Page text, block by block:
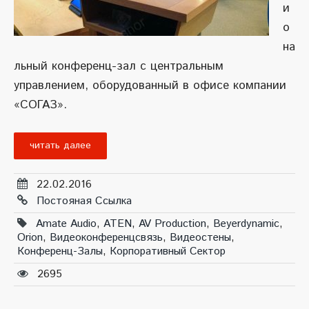
и
о
на
льный конференц-зал с центральным
управлением, оборудованный в офисе компании
«СОГАЗ».
читать далее
22.02.2016
Постояная Ссылка
Amate Audio, ATEN, AV Production, Beyerdynamic,
Orion, Видеоконференцсвязь, Видеостены,
Конференц-Залы, Корпоративный Сектор
2695